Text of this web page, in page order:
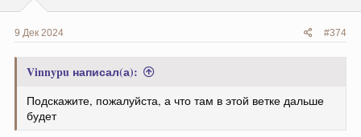
9 Дек 2024 #374
Vinnypu написал(а):
Подскажите, пожалуйста, а что там в этой ветке дальше
будет